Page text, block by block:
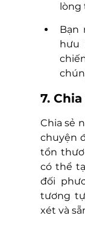
lòng
Bạn
hưu
7.
Chia sẻ
chuyện
tổn
có thể
đối
tương
xét và